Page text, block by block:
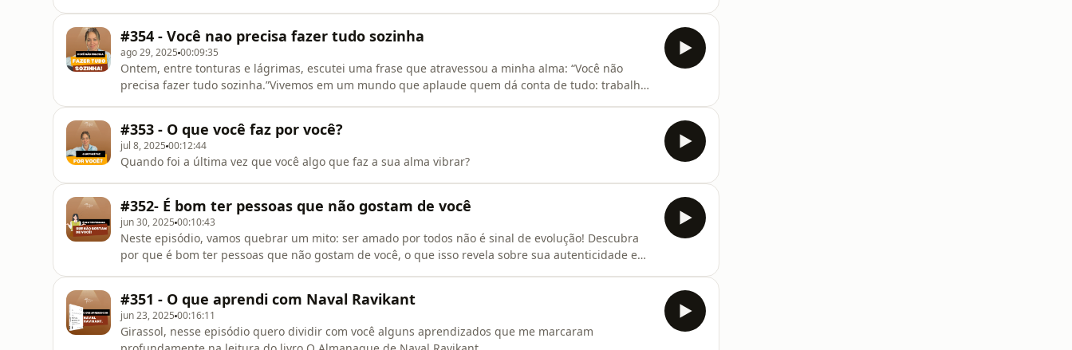
#354 - Você nao precisa fazer tudo sozinha
ago 29, 2025 00:09:35
Ontem, entre tonturas e lágrimas, escutei uma frase que atravessou a minha alma: “Você não
precisa fazer tudo sozinha.”Vivemos em um mundo que aplaude quem dá conta de tudo: trabalho,
humanidade.Ser forte também é t
#353 - O que você faz por você?
jul 8, 2025 00:12:44
Quando foi a última vez que você algo que faz a sua alma vibrar?
#352- É bom ter pessoas que não gostam de você
jun 30, 2025 00:10:43
Neste episódio, vamos quebrar um mito: ser amado por todos não é sinal de evolução! Descubra
por que é bom ter pessoas que não gostam de você, o que isso revela sobre sua autenticidade e
pode ser um filtro natural da
#351 - O que aprendi com Naval Ravikant
jun 23, 2025 00:16:11
Girassol, nesse episódio quero dividir com você alguns aprendizados que me marcaram